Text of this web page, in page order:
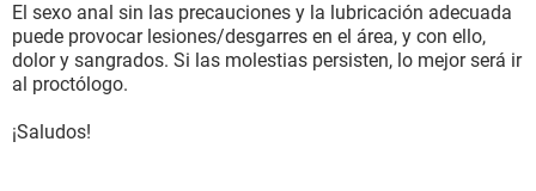
El sexo anal sin las precauciones y la lubricación adecuada
puede provocar lesiones/desgarres en el área, y con ello,
dolor y sangrados. Si las molestias persisten, lo mejor será ir
al proctólogo.
¡Saludos!